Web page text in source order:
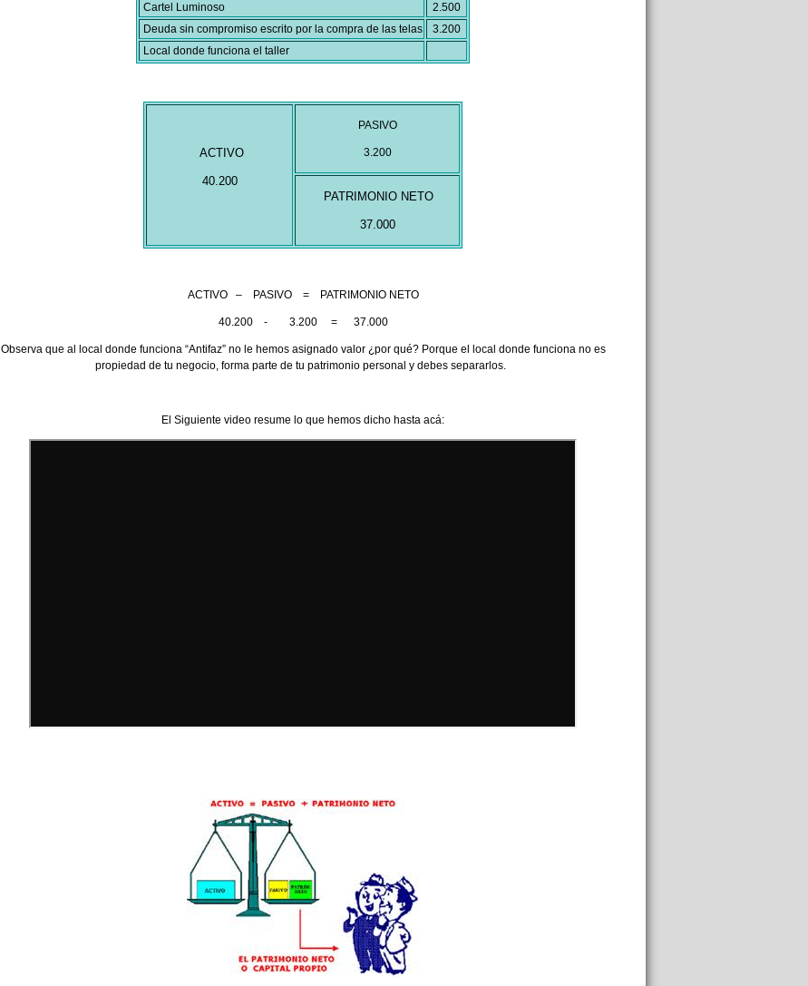
Cartel Luminoso
2.500
Deuda sin compromiso escrito por la compra de las telas
3.200
Local donde funciona el taller
ACTIVO
40.200
PASIVO
3.200
PATRIMONIO NETO
37.000
ACTIVO – PASIVO = PATRIMONIO NETO
40.200 - 3.200 = 37.000
Observa que al local donde funciona “Antifaz” no le hemos asignado valor ¿por qué? Porque el local donde funciona no es
propiedad de tu negocio, forma parte de tu patrimonio personal y debes separarlos.
El Siguiente video resume lo que hemos dicho hasta acá: